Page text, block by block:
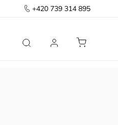
+420 739 314 895
Předsíň